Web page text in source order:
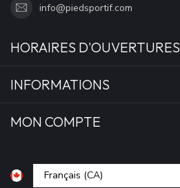
info@piedsportif.com
HORAIRES D'OUVERTURES
INFORMATIONS
MON COMPTE